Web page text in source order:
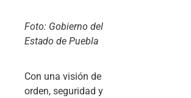
Foto: Gobierno del
Estado de Puebla
Con una visión de
orden, seguridad y